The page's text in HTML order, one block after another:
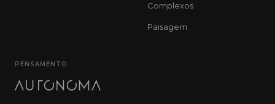
Complexos
Paisagem
PENSAMENTO